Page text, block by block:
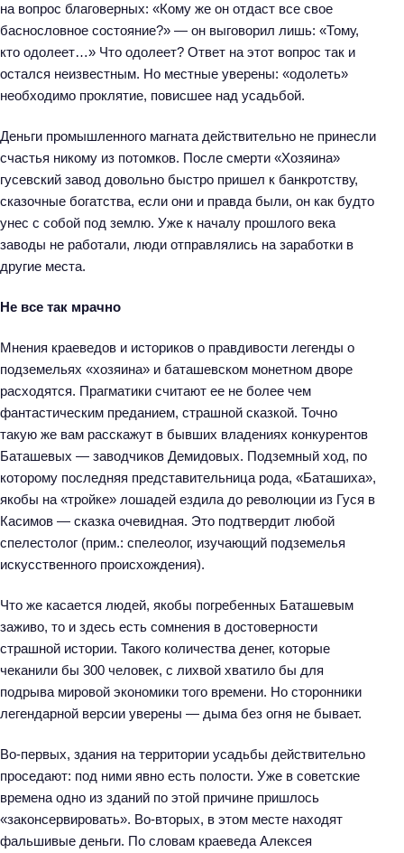
на вопрос благоверных: «Кому же он отдаст все свое
баснословное состояние?» — он выговорил лишь: «Тому,
кто одолеет…» Что одолеет? Ответ на этот вопрос так и
остался неизвестным. Но местные уверены: «одолеть»
необходимо проклятие, повисшее над усадьбой.
Деньги промышленного магната действительно не принесли
счастья никому из потомков. После смерти «Хозяина»
гусевский завод довольно быстро пришел к банкротству,
сказочные богатства, если они и правда были, он как будто
унес с собой под землю. Уже к началу прошлого века
заводы не работали, люди отправлялись на заработки в
другие места.
Не все так мрачно
Мнения краеведов и историков о правдивости легенды о
подземельях «хозяина» и баташевском монетном дворе
расходятся. Прагматики считают ее не более чем
фантастическим преданием, страшной сказкой. Точно
такую же вам расскажут в бывших владениях конкурентов
Баташевых — заводчиков Демидовых. Подземный ход, по
которому последняя представительница рода, «Баташиха»,
якобы на «тройке» лошадей ездила до революции из Гуся в
Касимов — сказка очевидная. Это подтвердит любой
спелестолог (прим.: спелеолог, изучающий подземелья
искусственного происхождения).
Что же касается людей, якобы погребенных Баташевым
заживо, то и здесь есть сомнения в достоверности
страшной истории. Такого количества денег, которые
чеканили бы 300 человек, с лихвой хватило бы для
подрыва мировой экономики того времени. Но сторонники
легендарной версии уверены — дыма без огня не бывает.
Во-первых, здания на территории усадьбы действительно
проседают: под ними явно есть полости. Уже в советские
времена одно из зданий по этой причине пришлось
«законсервировать». Во-вторых, в этом месте находят
фальшивые деньги. По словам краеведа Алексея